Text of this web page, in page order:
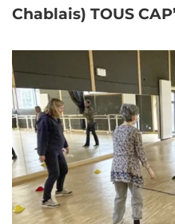
Chablais) TOUS